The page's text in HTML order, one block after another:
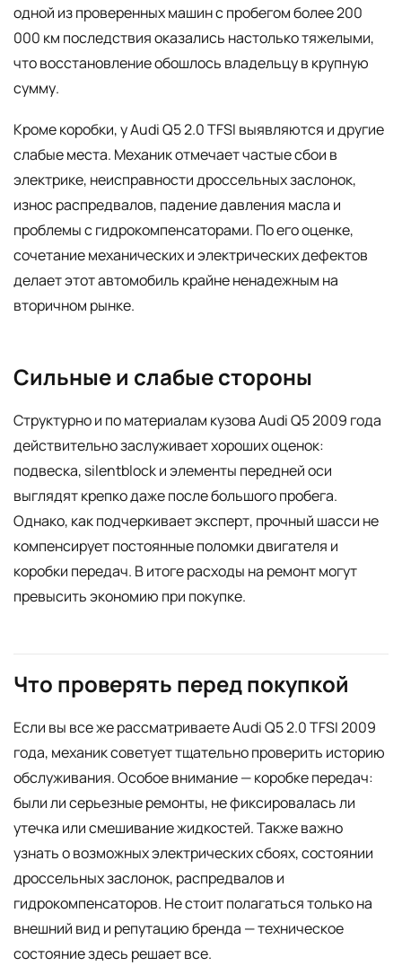
одной из проверенных машин с пробегом более 200
000 км последствия оказались настолько тяжелыми,
что восстановление обошлось владельцу в крупную
сумму.
Кроме коробки, у Audi Q5 2.0 TFSI выявляются и другие
слабые места. Механик отмечает частые сбои в
электрике, неисправности дроссельных заслонок,
износ распредвалов, падение давления масла и
проблемы с гидрокомпенсаторами. По его оценке,
сочетание механических и электрических дефектов
делает этот автомобиль крайне ненадежным на
вторичном рынке.
Сильные и слабые стороны
Структурно и по материалам кузова Audi Q5 2009 года
действительно заслуживает хороших оценок:
подвеска, silentblock и элементы передней оси
выглядят крепко даже после большого пробега.
Однако, как подчеркивает эксперт, прочный шасси не
компенсирует постоянные поломки двигателя и
коробки передач. В итоге расходы на ремонт могут
превысить экономию при покупке.
Что проверять перед покупкой
Если вы все же рассматриваете Audi Q5 2.0 TFSI 2009
года, механик советует тщательно проверить историю
обслуживания. Особое внимание — коробке передач:
были ли серьезные ремонты, не фиксировалась ли
утечка или смешивание жидкостей. Также важно
узнать о возможных электрических сбоях, состоянии
дроссельных заслонок, распредвалов и
гидрокомпенсаторов. Не стоит полагаться только на
внешний вид и репутацию бренда — техническое
состояние здесь решает все.